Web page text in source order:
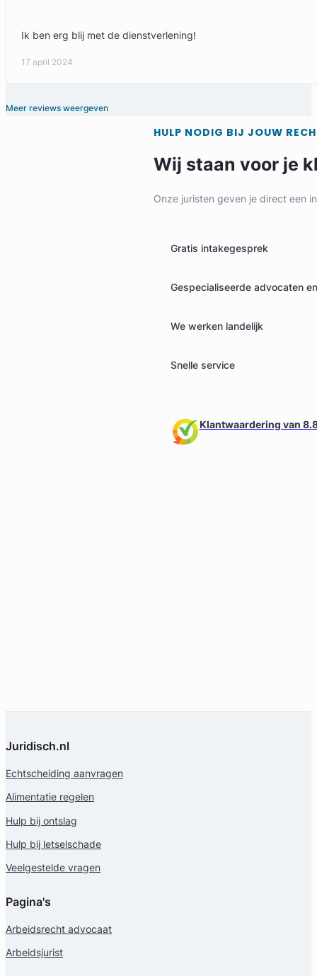
Ik ben erg blij met de dienstverlening!
17 april 2024
Meer reviews weergeven
HULP NODIG BIJ JOUW
Wij staan voor je
Onze juristen geven je direct een
Gratis intakegesprek
Gespecialiseerde advocaten
We werken landelijk
Snelle service
Klantwaardering van
Juridisch.nl
Echtscheiding aanvragen
Alimentatie regelen
Hulp bij ontslag
Hulp bij letselschade
Veelgestelde vragen
Pagina's
Arbeidsrecht advocaat
Arbeidsjurist